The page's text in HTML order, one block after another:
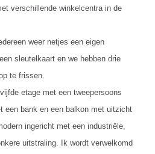
verschillende winkelcentra in de
weer netjes een eigen
sleutelkaart en we hebben drie
te frissen.
etage met een tweepersoons
een bank en een balkon met uitzicht
ingericht met een industriële,
uitstraling. Ik wordt verwelkomd